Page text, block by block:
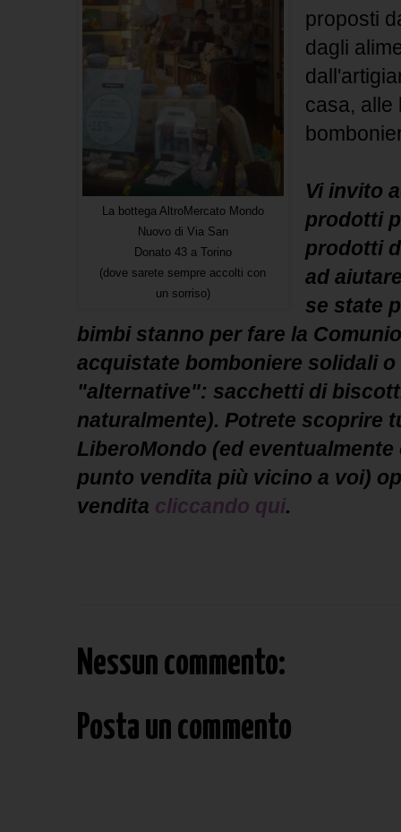
La bottega AltroMercato Mondo
Nuovo di Via San
Donato 43 a Torino
(dove sarete sempre accolti con
un sorriso)
proposti
dagli
casa, alle
Vi invito
prodotti
prodotti
ad
se state
bimbi stanno per fare la
acquistate bomboniere solidali
"alternative": sacchetti di
naturalmente). Potrete scoprire
LiberoMondo (ed
punto vendita più vicino a voi)
vendita cliccando qui.
Nessun commento:
Posta un commento